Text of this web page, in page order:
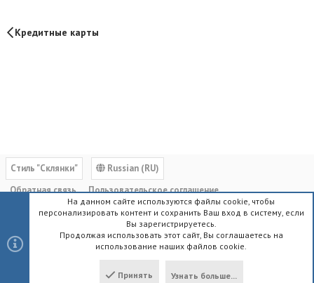
Кредитные карты
Cтиль "Склянки"
Russian (RU)
Обратная связь
Пользовательское соглашение
Политика конфиденциальности
Помощь Главная
R
S
Community platform by XenForo® © 2010-2023 XenForo Ltd.
XenForo.Info
На данном сайте используются файлы cookie, чтобы
персонализировать контент и сохранить Ваш вход в систему, если
Вы зарегистрируетесь.
Продолжая использовать этот сайт, Вы соглашаетесь на
использование наших файлов cookie.
Принять Узнать больше...